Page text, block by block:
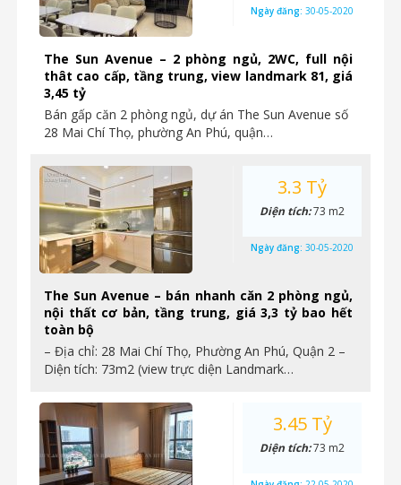
The Sun Avenue – 2 phòng ngủ, 2WC, full nội
thât cao cấp, tầng trung, view landmark 81, giá
3,45 tỷ
Bán gấp căn 2 phòng ngủ, dự án The Sun Avenue số
28 Mai Chí Thọ, phường An Phú, quận…
Ngày đăng: 30-05-2020
The Sun Avenue – bán nhanh căn 2 phòng ngủ,
nội thất cơ bản, tầng trung, giá 3,3 tỷ bao hết
toàn bộ
– Địa chỉ: 28 Mai Chí Thọ, Phường An Phú, Quận 2 –
Diện tích: 73m2 (view trực diện Landmark…
3.3 Tỷ
Diện tích:73 m2
Ngày đăng: 30-05-2020
3.45 Tỷ
Diện tích:73 m2